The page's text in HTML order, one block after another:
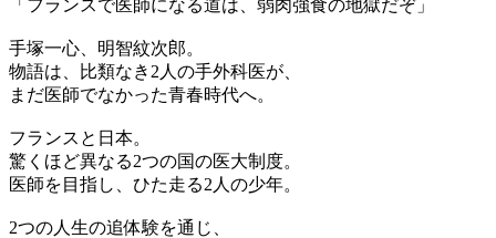
「フランスで医師になる道は、弱肉強食の地獄だぞ」
手塚一心、明智紋次郎。
物語は、比類なき2人の手外科医が、
まだ医師でなかった青春時代へ。
フランスと日本。
驚くほど異なる2つの国の医大制度。
医師を目指し、ひた走る2人の少年。
2つの人生の追体験を通じ、